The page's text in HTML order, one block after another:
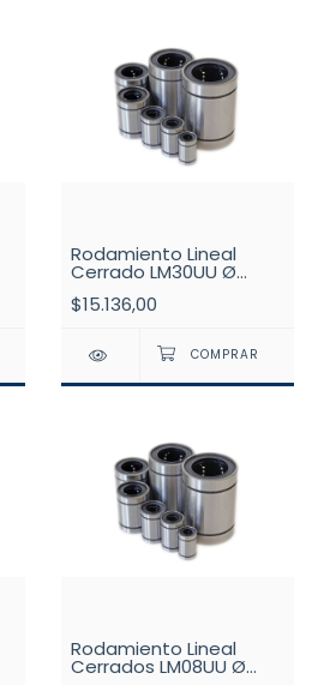
Rodamiento Lineal
Cerrado LM30UU Ø
$15.136,00
Rodamiento Lineal
Cerrados LM08UU Ø